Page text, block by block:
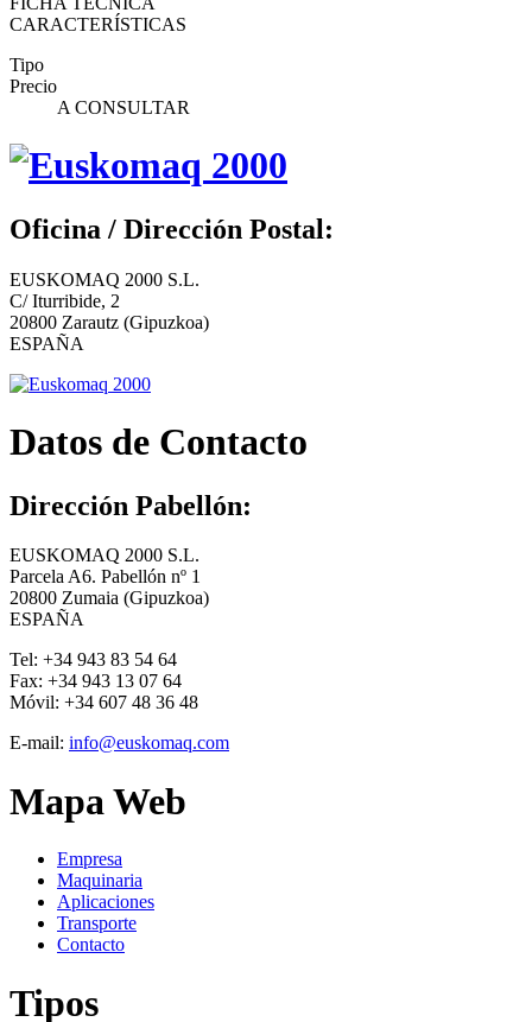
CARACTERÍSTICAS
Tipo
Precio
A CONSULTAR
Oficina / Dirección Postal:
EUSKOMAQ 2000 S.L.
C/ Iturribide, 2
20800 Zarautz (Gipuzkoa)
ESPAÑA
Datos de Contacto
Dirección Pabellón:
EUSKOMAQ 2000 S.L.
Parcela A6. Pabellón nº 1
20800 Zumaia (Gipuzkoa)
ESPAÑA
Tel: +34 943 83 54 64
Fax: +34 943 13 07 64
Móvil: +34 607 48 36 48
E-mail: info@euskomaq.com
Mapa Web
Empresa
Maquinaria
Aplicaciones
Transporte
Contacto
Tipos